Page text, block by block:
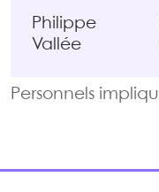
Personnels
Philippe
Vallée